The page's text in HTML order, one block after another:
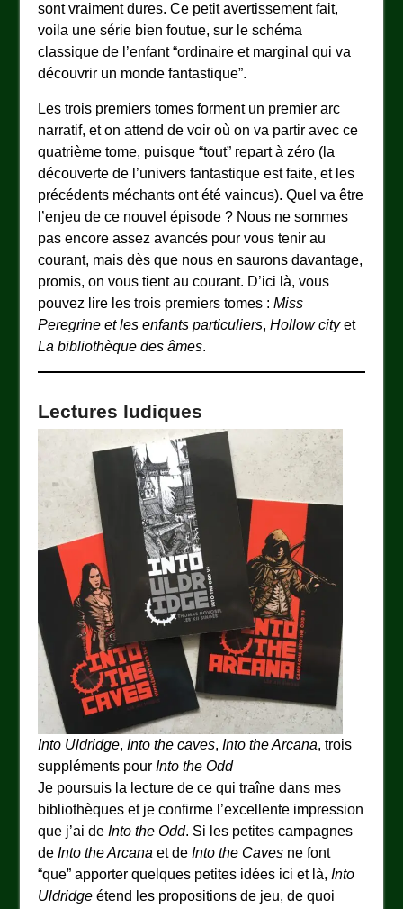
sont vraiment dures. Ce petit avertissement fait,
voila une série bien foutue, sur le schéma
classique de l’enfant “ordinaire et marginal qui va
découvrir un monde fantastique”.
Les trois premiers tomes forment un premier arc
narratif, et on attend de voir où on va partir avec ce
quatrième tome, puisque “tout” repart à zéro (la
découverte de l’univers fantastique est faite, et les
précédents méchants ont été vaincus). Quel va être
l’enjeu de ce nouvel épisode ? Nous ne sommes
pas encore assez avancés pour vous tenir au
courant, mais dès que nous en saurons davantage,
promis, on vous tient au courant. D’ici là, vous
pouvez lire les trois premiers tomes :Miss
Peregrine et les enfants particuliers,Hollow cityet
La bibliothèque des âmes.
Lectures ludiques
Into Uldridge,Into the caves,Into the Arcana, trois
suppléments pourInto the Odd
Je poursuis la lecture de ce qui traîne dans mes
bibliothèques et je confirme l’excellente impression
que j’ai deInto the Odd. Si les petites campagnes
deInto the Arcana et deInto the Caves ne font
“que” apporter quelques petites idées ici et là,Into
Uldridge étend les propositions de jeu, de quoi